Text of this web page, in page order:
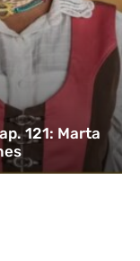
121: Marta